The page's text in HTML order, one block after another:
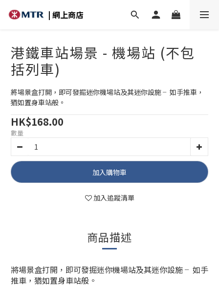
| 網上商店
港鐵車站場景 - 機場站 (不包
括列車)
將場景盒打開，即可發掘迷你機場站及其迷你設施 ╴如手推車，
猶如置身車站般。
HK$168.00
數量
加入購物車
加入追蹤清單
商品描述
將場景盒打開，即可發掘迷你機場站及其迷你設施 ╴如手
推車，猶如置身車站般。